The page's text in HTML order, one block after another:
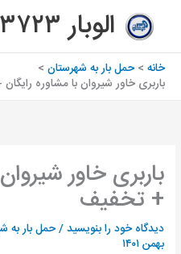
محتوا
الوبار ۰۲۱۴۰۳۳۳۷۲۳
خانه
حمل بار به شهرستان
باربری خاور شیروان با مشاوره
باربری خاور
+ تخفیف
دیدگاه‌ خود را بنویسید/حمل بار به
بهمن ۱۴۰۱